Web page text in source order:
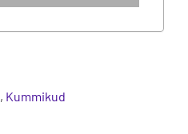
, Kummikud